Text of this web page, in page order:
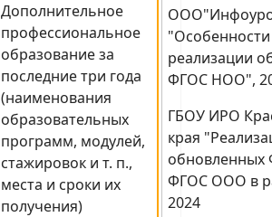
Дополнительное
профессиональное
образование за
последние три года
(наименования
образовательных
программ, модулей,
стажировок и т. п.,
места и сроки их
получения)
реализации
ФГОС НОО",
ГБОУ ИРО
края
ФГОС ООО в
2024